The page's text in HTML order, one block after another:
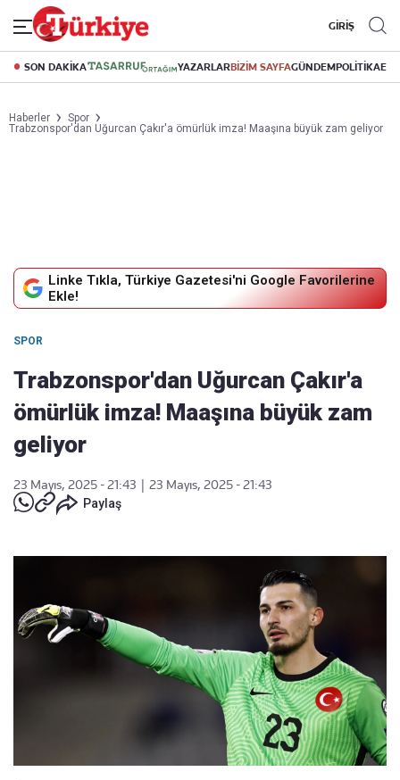
GİRİŞ
SON DAKİKA YAZARLARBİZİM SAYFAGÜNDEMPOLİTİKA
Haberler
Spor
Trabzonspor'dan Uğurcan Çakır'a ömürlük imza! Maaşına büyük zam geliyor
Linke Tıkla, Türkiye Gazetesi'ni Google Favorilerine
Ekle!
SPOR
Trabzonspor'dan Uğurcan Çakır'a
ömürlük imza! Maaşına büyük zam
geliyor
23 Mayıs, 2025 - 21:43
23 Mayıs, 2025 - 21:43
Paylaş